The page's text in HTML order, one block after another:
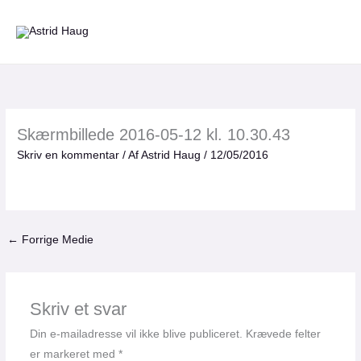
Skærmbillede 2016-05-12 kl. 10.30.43
Skriv en kommentar / AfAstrid Haug/ 12/05/2016
← Forrige Medie
Skriv et svar
Din e-mailadresse vil ikke blive publiceret. Krævede felter
er markeret med *